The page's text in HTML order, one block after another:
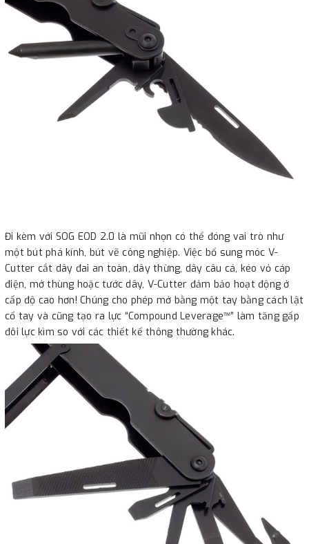
Đi kèm với SOG EOD 2.0 là mũi nhọn có thể đóng vai trò như
một bút phá kính, bút vẽ công nghiệp. Việc bổ sung móc V-
Cutter cắt dây đai an toàn, dây thừng, dây câu cá, kéo vỏ cáp
điện, mở thùng hoặc tước dây, V-Cutter đảm bảo hoạt động ở
cấp độ cao hơn! Chúng cho phép mở bằng một tay bằng cách lật
cổ tay và cũng tạo ra lực “Compound Leverage™” làm tăng gấp
đôi lực kìm so với các thiết kế thông thường khác.